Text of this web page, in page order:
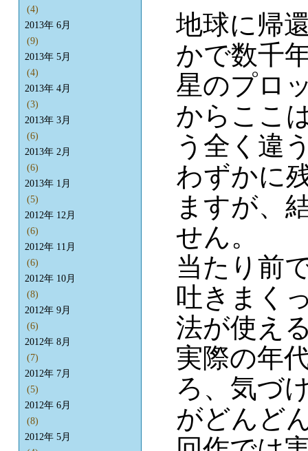
地球に帰
かで数千
星のプロ
からここ
う全く違
わずかに
ますが、
せん。
当たり前
吐きまく
法が使え
実際の年
ろ、気づ
がどんど
(4)
2013年 6月
(9)
2013年 5月
(4)
2013年 4月
(3)
2013年 3月
(6)
2013年 2月
(6)
2013年 1月
(5)
2012年 12月
(6)
2012年 11月
(6)
2012年 10月
(8)
2012年 9月
(6)
2012年 8月
(7)
2012年 7月
(5)
2012年 6月
(8)
2012年 5月